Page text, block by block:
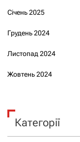
Січень 2025
Грудень 2024
Листопад 2024
Жовтень 2024
Категорії